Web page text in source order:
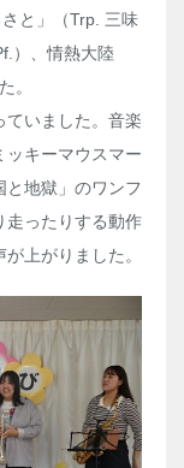
と」（Trp. 三味
）、情熱大陸
。
いました。音楽
ッキーマウスマー
地獄」のワンフ
走ったりする動作
上がりました。